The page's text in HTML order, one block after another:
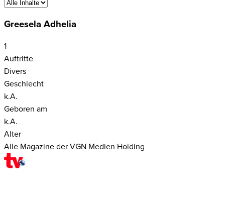
Greesela Adhelia
1
Auftritte
Divers
Geschlecht
k.A.
Geboren am
k.A.
Alter
Alle Magazine der VGN Medien Holding